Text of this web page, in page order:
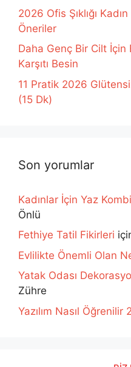
2026 Ofis Şıklığı
Öneriler
Daha Genç Bir Cilt İçin
Karşıtı Besin
11 Pratik 2026
(15 Dk)
Son yorumlar
Kadınlar İçin Yaz
Önlü
Fethiye Tatil Fikirleri
Evlilikte Önemli Olan
Yatak Odası
Zühre
Yazılım Nasıl Öğrenilir